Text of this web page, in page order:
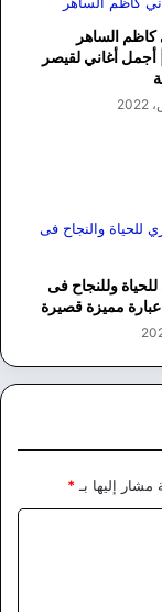
كاظم الساهر
أجمل أغاني لقيصر
وللنجاح فى
مشار إليها بـ*